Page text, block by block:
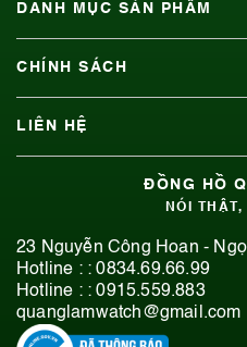
DANH MỤC SẢN PHẨM
CHÍNH SÁCH
LIÊN HỆ
ĐỒNG HỒ
NÓI
23 Nguyễn Công Hoan -
Hotline : :0834.69.66.99
Hotline : :0915.559.883
quanglamwatch@gmail.com